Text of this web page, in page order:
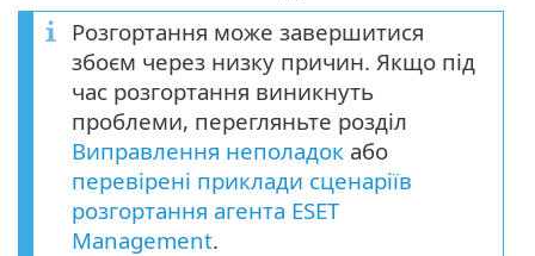
Розгортання може завершитися
збоєм через низку причин. Якщо під
час розгортання виникнуть
проблеми, перегляньте розділ
Виправлення неполадок або
перевірені приклади сценаріїв
розгортання агента ESET
Management.